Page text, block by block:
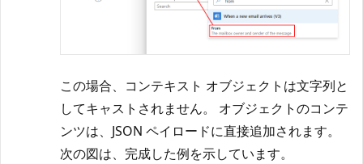
この場合、コンテキスト オブジェクトは文字列と
してキャストされません。 オブジェクトのコンテ
ンツは、JSON ペイロードに直接追加されます。
次の図は、完成した例を示しています。